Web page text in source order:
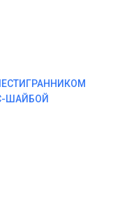
ШАЙБОЙ